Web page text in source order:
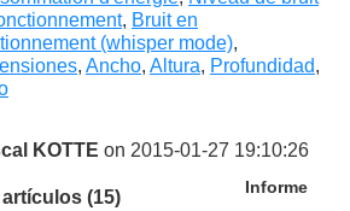
, Bruit en
(whisper mode),
, Ancho, Altura, Profundidad,
KOTTE on 2015-01-27 19:10:26
Informe
(15)